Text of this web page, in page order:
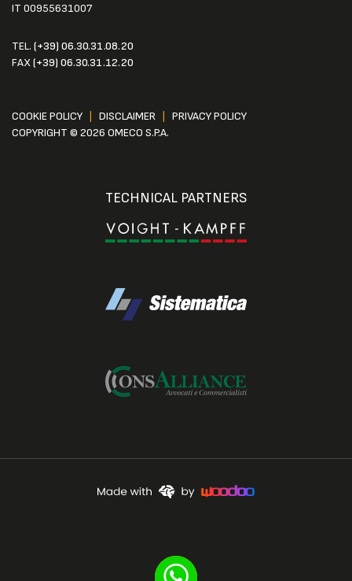
IT 00955631007
TEL. (+39) 06.30.31.08.20
FAX(+39) 06.30.31.12.20
COOKIE POLICY DISCLAIMER
PRIVACY POLICY
COPYRIGHT © 2026 OMECO S.P.A.
TECHNICAL PARTNERS